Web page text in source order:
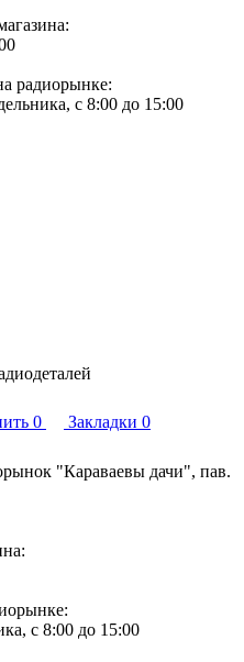
радиорынке:
с 8:00 до 15:00
0 Закладки 0
"Караваевы дачи", пав.
с 8:00 до 15:00